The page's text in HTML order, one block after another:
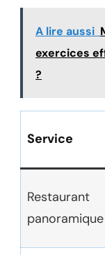
A lire aussi
exercices
?
Service
Restaurant
panoramique